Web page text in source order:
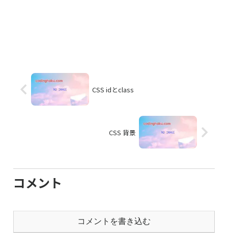
CSS idとclass
CSS 背景
コメント
コメントを書き込む